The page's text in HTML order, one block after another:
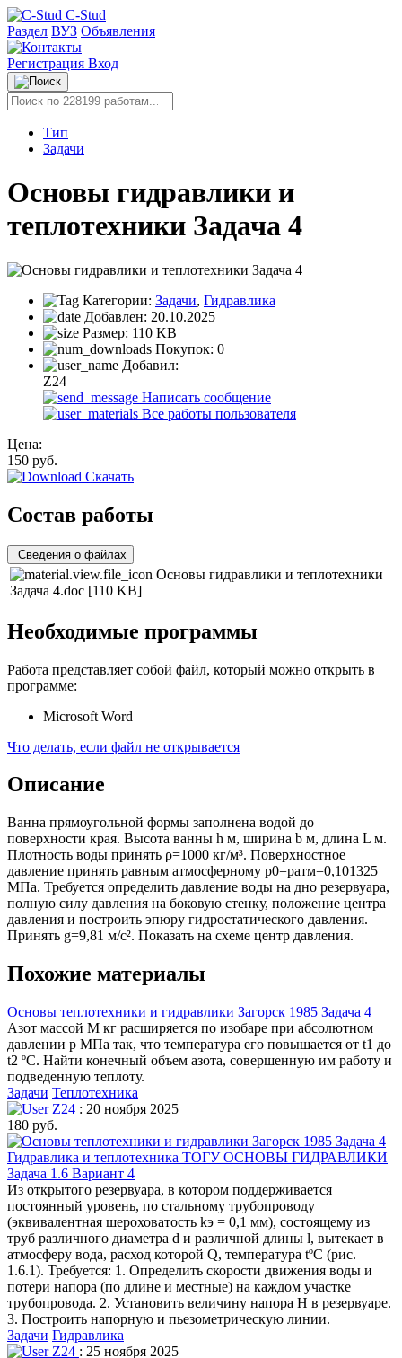
C-Stud
Раздел ВУЗ Объявления
Регистрация Вход
Тип
Задачи
Основы гидравлики и
теплотехники Задача 4
Категории: Задачи, Гидравлика
Добавлен: 20.10.2025
Размер: 110 KB
Покупок: 0
Добавил:
Z24
Написать сообщение
Все работы пользователя
Цена:
150 руб.
Скачать
Состав работы
Сведения о файлах
Основы гидравлики и теплотехники
Задача 4.doc [110 KB]
Необходимые программы
Работа представляет собой файл, который можно открыть в
программе:
Microsoft Word
Что делать, если файл не открывается
Описание
Ванна прямоугольной формы заполнена водой до
поверхности края. Высота ванны h м, ширина b м, длина L м.
Плотность воды принять ρ=1000 кг/м³. Поверхностное
давление принять равным атмосферному р0=ратм=0,101325
МПа. Требуется определить давление воды на дно резервуара,
полную силу давления на боковую стенку, положение центра
давления и построить эпюру гидростатического давления.
Принять g=9,81 м/c². Показать на схеме центр давления.
Похожие материалы
Основы теплотехники и гидравлики Загорск 1985 Задача 4
Азот массой М кг расширяется по изобаре при абсолютном
давлении р МПа так, что температура его повышается от t1 до
t2 ºC. Найти конечный объем азота, совершенную им работу и
подведенную теплоту.
Задачи Теплотехника
Z24 : 20 ноября 2025
180 руб.
Гидравлика и теплотехника ТОГУ ОСНОВЫ ГИДРАВЛИКИ
Задача 1.6 Вариант 4
Из открытого резервуара, в котором поддерживается
постоянный уровень, по стальному трубопроводу
(эквивалентная шероховатость kэ = 0,1 мм), состоящему из
труб различного диаметра d и различной длины l, вытекает в
атмосферу вода, расход которой Q, температура tºC (рис.
1.6.1). Требуется: 1. Определить скорости движения воды и
потери напора (по длине и местные) на каждом участке
трубопровода. 2. Установить величину напора Н в резервуаре.
3. Построить напорную и пьезометрическую линии.
Задачи Гидравлика
Z24 : 25 ноября 2025